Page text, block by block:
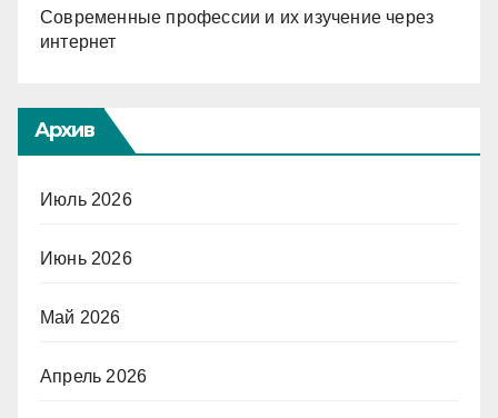
Современные профессии и их изучение через
интернет
Архив
Июль 2026
Июнь 2026
Май 2026
Апрель 2026